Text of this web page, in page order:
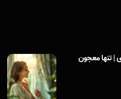
| تنها معجون